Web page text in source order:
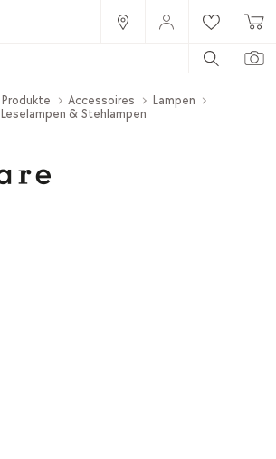
Produkte Accessoires
Lampen
Leselampen & Stehlampen